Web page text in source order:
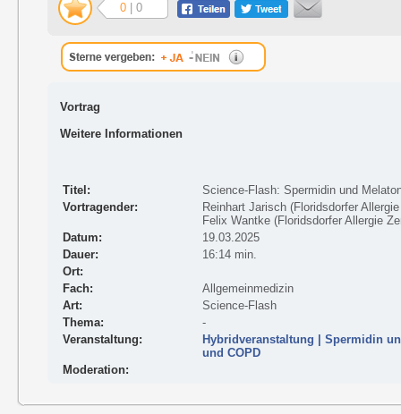
0 | 0
Vortrag
Weitere Informationen
Titel:
Science-Flash: Spermidin und
Vortragender:
Reinhart Jarisch (Floridsdorfer
Felix Wantke (Floridsdorfer Allergie
Datum:
19.03.2025
Dauer:
16:14 min.
Ort:
Fach:
Allgemeinmedizin
Art:
Science-Flash
Thema:
-
Veranstaltung:
Hybridveranstaltung | Spermidin
und COPD
Moderation: